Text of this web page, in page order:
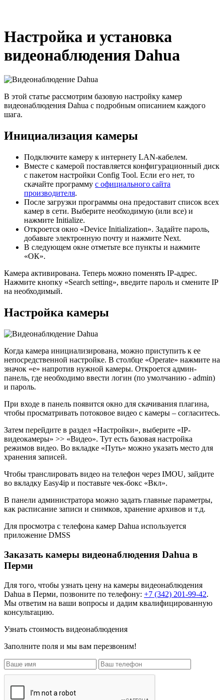
Настройка и установка
видеонаблюдения Dahua
В этой статье рассмотрим базовую настройку камер
видеонаблюдения Dahua с подробным описанием каждого
шага.
Инициализация камеры
Подключите камеру к интернету LAN-кабелем.
Вместе с камерой поставляется конфигурационный диск
c пакетом настройки Config Tool. Если его нет, то
скачайте программу с официального сайта
производителя.
После загрузки программы она предоставит список всех
камер в сети. Выберите необходимую (или все) и
нажмите Initialize.
Откроется окно «Device Initialization». Задайте пароль,
добавьте электронную почту и нажмите Next.
В следующем окне отметьте все пункты и нажмите
«ОК».
Камера активирована. Теперь можно поменять IP-адрес.
Нажмите кнопку «Search setting», введите пароль и смените IP
на необходимый.
Настройка камеры
Когда камера инициализирована, можно приступить к ее
непосредственной настройке. В столбце «Operate» нажмите на
значок «е» напротив нужной камеры. Откроется админ-
панель, где необходимо ввести логин (по умолчанию - admin)
и пароль.
При входе в панель появится окно для скачивания плагина,
чтобы просматривать потоковое видео с камеры – согласитесь.
Затем перейдите в раздел «Настройки», выберите «IP-
видеокамеры» >> «Видео». Тут есть базовая настройка
режимов видео. Во вкладке «Путь» можно указать место для
хранения записей.
Чтобы транслировать видео на телефон через IMOU, зайдите
во вкладку Easy4ip и поставьте чек-бокс «Вкл».
В панели администратора можно задать главные параметры,
как расписание записи и снимков, хранение архивов и т.д.
Для просмотра с телефона камер Dahua используется
приложение DMSS
Заказать камеры видеонаблюдения Dahua в
Перми
Для того, чтобы узнать цену на камеры видеонаблюдения
Dahua в Перми, позвоните по телефону: +7 (342) 201-99-42.
Мы ответим на ваши вопросы и дадим квалифицированную
консультацию.
Узнать стоимость видеонаблюдения
Заполните поля и мы вам перезвоним!